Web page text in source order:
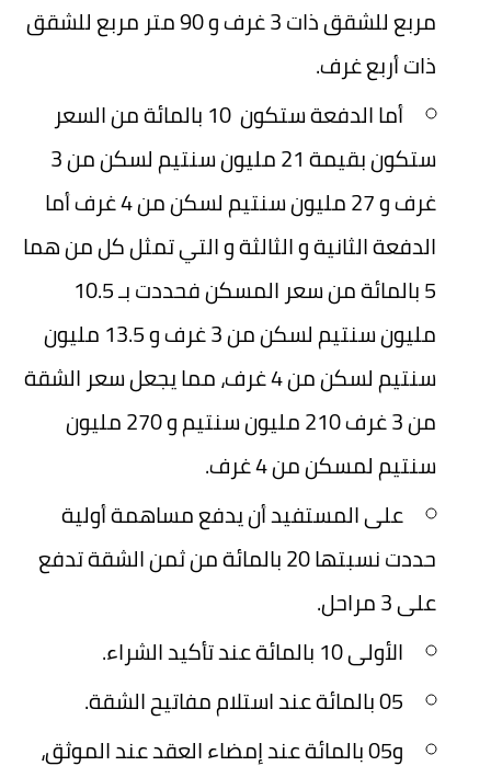
مربع للشقق ذات 3 غرف و 90 متر مربع للشقق
ذات أربع غرف.
أما الدفعة ستكون 10 بالمائة من السعر
ستكون بقيمة 21 مليون سنتيم لسكن من 3
غرف و 27 مليون سنتيم لسكن من 4 غرف أما
الدفعة الثانية و الثالثة و التي تمثل كل من هما
5 بالمائة من سعر المسكن فحددت بـ 10.5
مليون سنتيم لسكن من 3 غرف و 13.5 مليون
سنتيم لسكن من 4 غرف، مما يجعل سعر الشقة
من 3 غرف 210 مليون سنتيم و 270 مليون
سنتيم لمسكن من 4 غرف.
على المستفيد أن يدفع مساهمة أولية
حددت نسبتها 20 بالمائة من ثمن الشقة تدفع
على 3 مراحل.
الأولى 10 بالمائة عند تأكيد الشراء.
05 بالمائة عند استلام مفاتيح الشقة.
و05 بالمائة عند إمضاء العقد عند الموثق،